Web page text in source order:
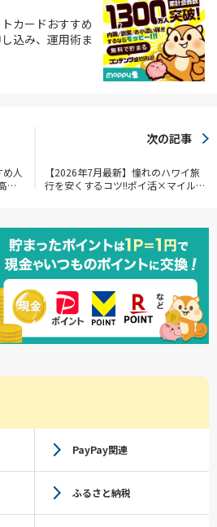
カードおすすめ
込み、運用術ま
め人
い
次の記事
【2026年7月最新】憧れのハワイ旅
行を安くするコツ!!ポイ活×マイルを
PayPay関連
ふるさと納税